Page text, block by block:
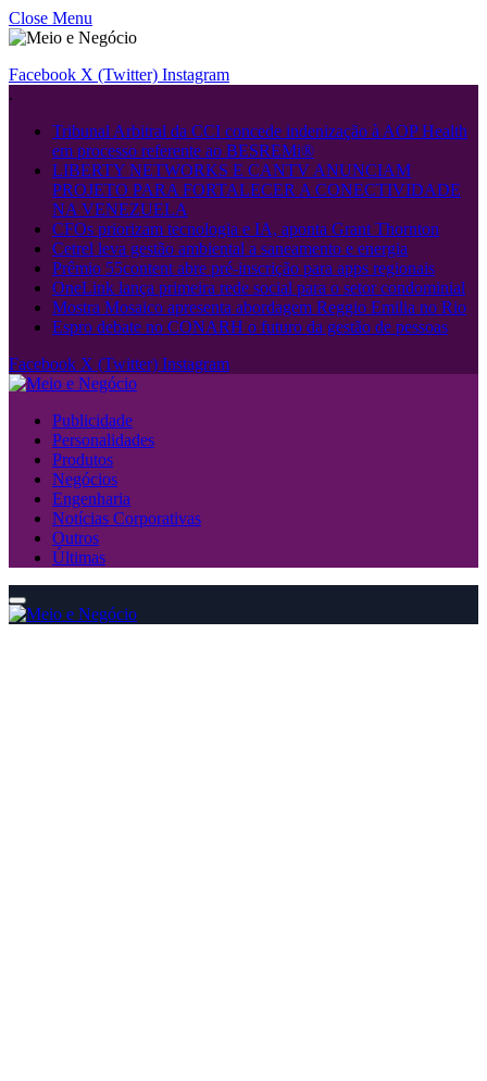
Close Menu
Facebook X (Twitter) Instagram
.
Tribunal Arbitral da CCI concede indenização à AOP Health
em processo referente ao BESREMi®
LIBERTY NETWORKS E CANTV ANUNCIAM
PROJETO PARA FORTALECER A CONECTIVIDADE
NA VENEZUELA
CFOs priorizam tecnologia e IA, aponta Grant Thornton
Cetrel leva gestão ambiental a saneamento e energia
Prêmio 55content abre pré-inscrição para apps regionais
OneLink lança primeira rede social para o setor condominial
Mostra Mosaico apresenta abordagem Reggio Emilia no Rio
Espro debate no CONARH o futuro da gestão de pessoas
Facebook X (Twitter) Instagram
Publicidade
Personalidades
Produtos
Negócios
Engenharia
Notícias Corporativas
Outros
Últimas